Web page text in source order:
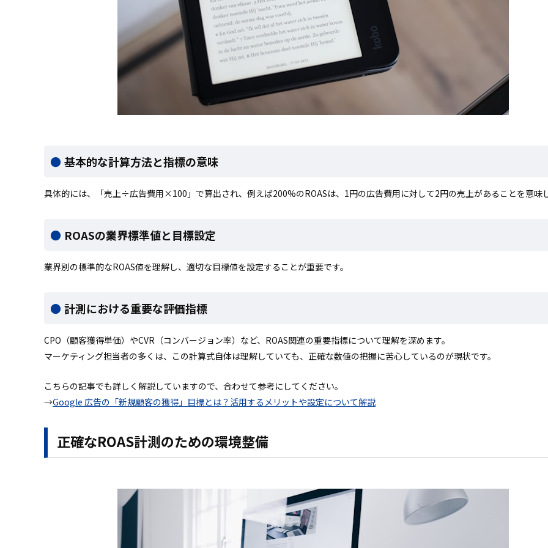
基本的な計算方法と指標の意味
具体的には、「売上÷広告費用×100」で算出され、例えば200%のROASは、1円の広告費用に対して2円の売上があることを意味
ROASの業界標準値と目標設定
業界別の標準的なROAS値を理解し、適切な目標値を設定することが重要です。
計測における重要な評価指標
CPO（顧客獲得単価）やCVR（コンバージョン率）など、ROAS関連の重要指標について理解を深めます。
マーケティング担当者の多くは、この計算式自体は理解していても、正確な数値の把握に苦心しているのが現状です。
こちらの記事でも詳しく解説していますので、合わせて参考にしてください。
→Google 広告の「新規顧客の獲得」目標とは？活用するメリットや設定について解説
正確なROAS計測のための環境整備